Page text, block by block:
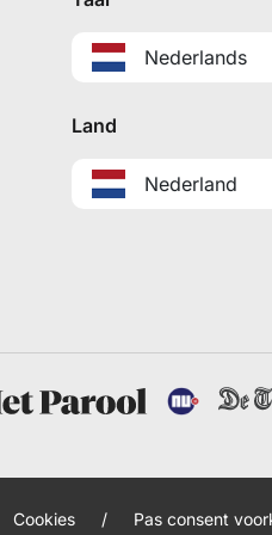
Nederlands
Land
Nederland
Cookies / Pas consent